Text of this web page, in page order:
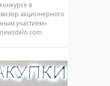
в
акционерного
участием»